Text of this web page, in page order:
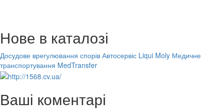
Нове в каталозі
Досудове врегулювання спорів Автосервіс Liqui Moly Медичне
транспортування MedTransfer
Ваші коментарі